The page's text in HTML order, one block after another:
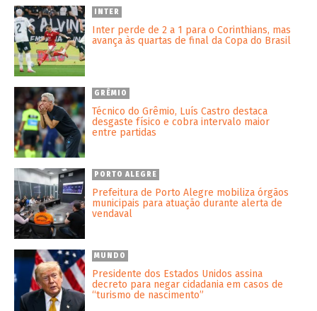
INTER
Inter perde de 2 a 1 para o Corinthians, mas
avança às quartas de final da Copa do Brasil
GRÊMIO
Técnico do Grêmio, Luís Castro destaca
desgaste físico e cobra intervalo maior
entre partidas
PORTO ALEGRE
Prefeitura de Porto Alegre mobiliza órgãos
municipais para atuação durante alerta de
vendaval
MUNDO
Presidente dos Estados Unidos assina
decreto para negar cidadania em casos de
“turismo de nascimento”